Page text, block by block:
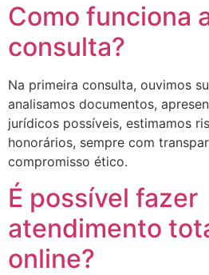
Como funciona
consulta?
Na primeira consulta, ouvimos
analisamos documentos,
jurídicos possíveis, estimamos
honorários, sempre com
compromisso ético.
É possível fazer
atendimento
online?